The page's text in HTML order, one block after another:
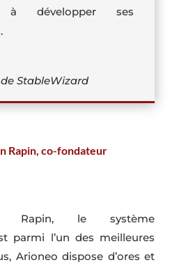
développer ses
StableWizard
Rapin, co-fondateur
Rapin, le système
parmi l’un des meilleures
Arioneo dispose d’ores et